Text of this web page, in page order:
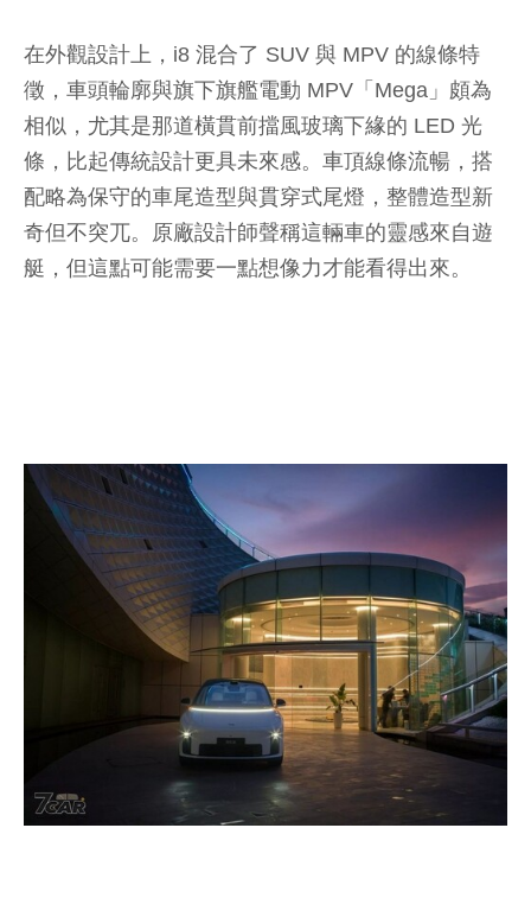
在外觀設計上，i8 混合了 SUV 與 MPV 的線條特
徵，車頭輪廓與旗下旗艦電動 MPV「Mega」頗為
相似，尤其是那道橫貫前擋風玻璃下緣的 LED 光
條，比起傳統設計更具未來感。車頂線條流暢，搭
配略為保守的車尾造型與貫穿式尾燈，整體造型新
奇但不突兀。原廠設計師聲稱這輛車的靈感來自遊
艇，但這點可能需要一點想像力才能看得出來。